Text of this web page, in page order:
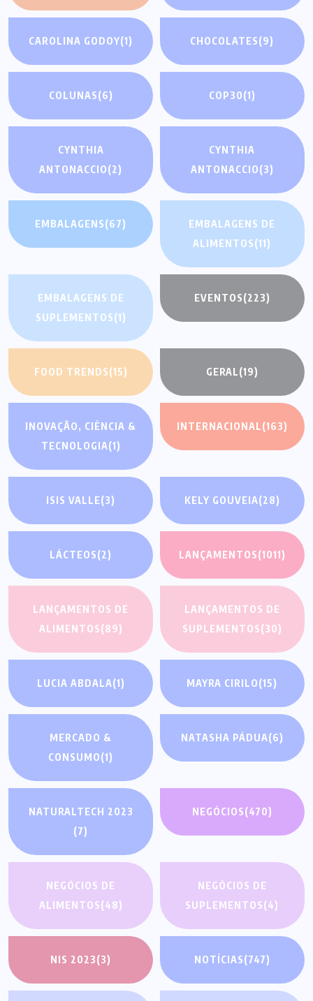
CAROLINA GODOY(1) CHOCOLATES(9)
COLUNAS(6) COP30(1)
CYNTHIA
ANTONACCIO(2)
CYNTHIA
ANTONACCIO(3)
EMBALAGENS(67)
EMBALAGENS DE
ALIMENTOS(11)
EMBALAGENS DE
SUPLEMENTOS(1)
EVENTOS(223)
FOOD TRENDS(15) GERAL(19)
INOVAÇÃO, CIÊNCIA &
TECNOLOGIA(1)
INTERNACIONAL(163)
ISIS VALLE(3) KELY GOUVEIA(28)
LÁCTEOS(2) LANÇAMENTOS(1011)
LANÇAMENTOS DE
ALIMENTOS(89)
LANÇAMENTOS DE
SUPLEMENTOS(30)
LUCIA ABDALA(1) MAYRA CIRILO(15)
MERCADO &
CONSUMO(1)
NATASHA PÁDUA(6)
NATURALTECH 2023
(7)
NEGÓCIOS(470)
NEGÓCIOS DE
ALIMENTOS(48)
NEGÓCIOS DE
SUPLEMENTOS(4)
NIS 2023(3) NOTÍCIAS(747)